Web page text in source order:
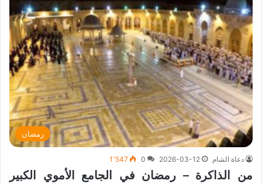
رمضان
دعاة الشام 2026-03-12
0 1٬547
من الذاكرة – رمضان في الجامع الأموي الكبير